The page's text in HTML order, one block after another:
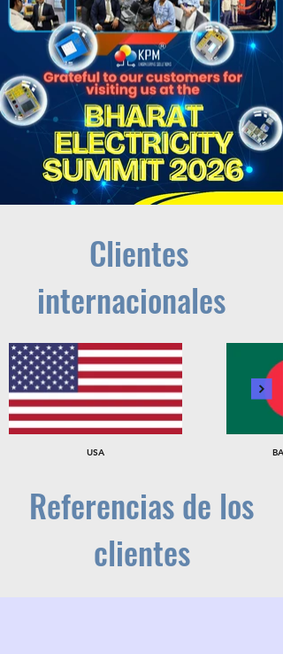
Clientes
internacionales
USA
Referencias de los
clientes